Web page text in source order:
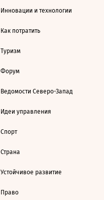
Инновации и технологии
Как потратить
Туризм
Форум
Ведомости Северо-Запад
Идеи управления
Спорт
Страна
Устойчивое развитие
Право